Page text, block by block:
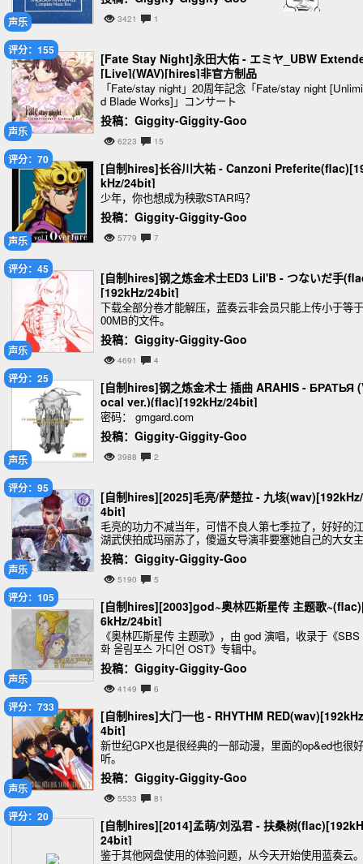
声乐 3421 1
声乐
评分：155
[Fate Stay Night]永田大佑 - エミヤ_UBW
[Live](WAV)[hires]非官方制品
「Fate/stay night」20周年記念「Fate/stay night
d Blade Works]」コンサート
投稿：Giggity-Giggity-Goo
6223 15
声乐
评分：70
[自制hires]长谷川大祐 - Canzoni
kHz/24bit]
少年，你也想成为秧歌STAR吗？
投稿：Giggity-Giggity-Goo
5779 7
声乐
评分：45
[自制hires]钢之炼金术士ED3 Lil'B - つないだ手
[192kHz/24bit]
下载全部分卷才能解压，蓝奏云非会员只能上传小于等
00MB的文件。
投稿：Giggity-Giggity-Goo
4691 4
声乐
评分：25
[自制hires]钢之炼金术士 插曲 ARAHIS - БРАТЬЯ
ocal ver.)(flac)[192kHz/24bit]
密码： gmgard.com
投稿：Giggity-Giggity-Goo
3988 2
声乐
评分：95
[自制hires][2025]毛亮/萨楚拉 - 九垓
4bit]
毛亮的功力不减当年，可惜不良人第七季拉了，好好的江
湖武侠拍成玛丽苏了，傻逼女导演非要塞她自己的大女主
人设，若森这个二货公司用新导演就不审核的吗？之前大
唐的龙脉说𤭢就𤭢，现在又盯着蛮子的804抢来抢
投稿：Giggity-Giggity-Goo
5190 5
声乐
评分：105
[自制hires][2003]god~奥林匹斯星传 主题歌
6kHz/24bit]
《奥林匹斯星传 主题歌》，由 god 演唱，收录于《SBS
화 올림포스 가디언 OST》专辑中。
投稿：Giggity-Giggity-Goo
4149 6
声乐
评分：733
[自制hires]大门一也 - RHYTHM
4bit]
新世纪GPX也是很经典的一部动漫，里面的op&ed也很好
听。
投稿：Giggity-Giggity-Goo
5533 81
评分：20
[自制hires][2014]孟萌/刘泓君 - 扶桑树
24bit]
鉴于其他网盘使用的体验问题，从今天开始使用蓝奏云。